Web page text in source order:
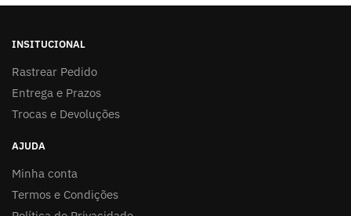
INSITUCIONAL
Rastrear Pedido
Entrega e Prazos
Trocas e Devoluções
AJUDA
Minha conta
Termos e Condições